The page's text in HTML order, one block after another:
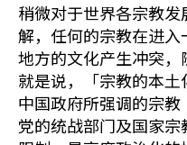
稍微对于世界各宗教
解，任何的宗教在进
地方的文化产生冲突
就是说，「宗教的本土
中国政府所强调的宗
党的统战部门及国家